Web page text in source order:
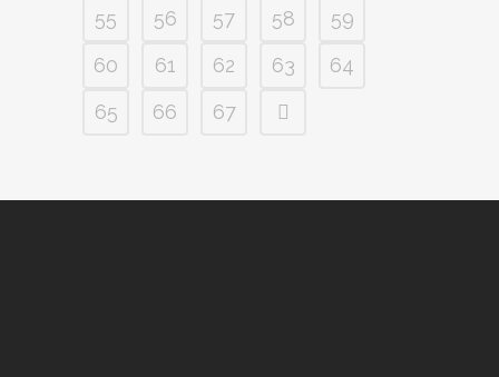
55
56 57 58
59
60
61 62 63
64
65
66 67